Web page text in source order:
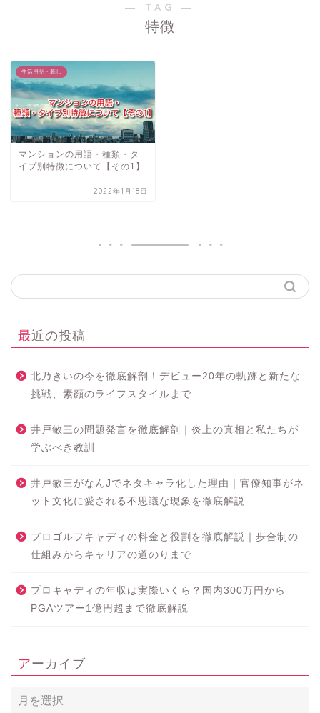
― TAG ―
特徴
生活用品・暮し
マンションの用語・種類・タ
イプ別特徴について【その1】
2022年1月18日
最近の投稿
北乃きいの今を徹底解剖！デビュー20年の軌跡と新たな
挑戦、素顔のライフスタイルまで
井戸敏三の問題発言を徹底解剖｜炎上の真相と私たちが
学ぶべき教訓
井戸敏三がなんJでネタキャラ化した理由｜官僚知事がネ
ット文化に愛される不思議な現象を徹底解説
プロゴルフキャディの料金と役割を徹底解説｜歩合制の
仕組みからキャリアの道のりまで
プロキャディの年収は実際いくら？国内300万円から
PGAツアー1億円超まで徹底解説
アーカイブ